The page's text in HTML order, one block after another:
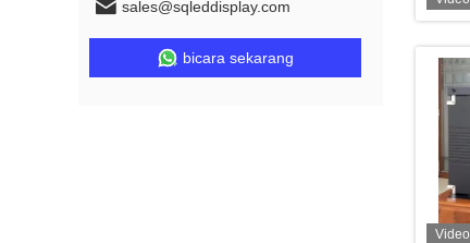
sales@sqleddisplay.com
bicara sekarang
Video